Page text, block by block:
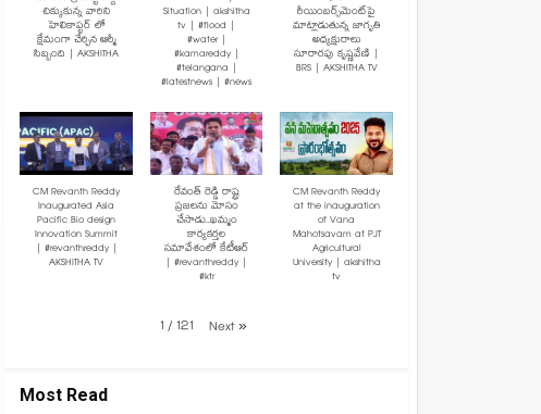
చిక్కుకున్న వారిని
హెలికాప్టర్ లో
క్షేమంగా చేర్చిన ఆర్మీ
సిబ్బంది | AKSHITHA
Situation | akshitha
tv | #flood |
#water |
#kamareddy |
#telangana |
#latestnews | #news
రీయింబర్స్‌మెంట్‌పై
మాట్లాడుతున్న జాగృతి
అధ్యక్షురాలు
సూరారపు కృష్ణవేణి |
BRS | AKSHITHA TV
CM Revanth Reddy
Inaugurated Asia
Pacific Bio design
Innovation Summit
| #revanthreddy |
AKSHITHA TV
రేవంత్ రెడ్డి రాష్ట్ర
ప్రజలను మోసం
చేసాడు..ఖమ్మం
కార్యకర్తల
సమావేశంలో కేటీఆర్
| #revanthreddy |
#ktr
CM Revanth Reddy
at the inauguration
of Vana
Mahotsavam at PJT
Agricultural
University | akshitha
tv
1 / 121 Next»
Most Read